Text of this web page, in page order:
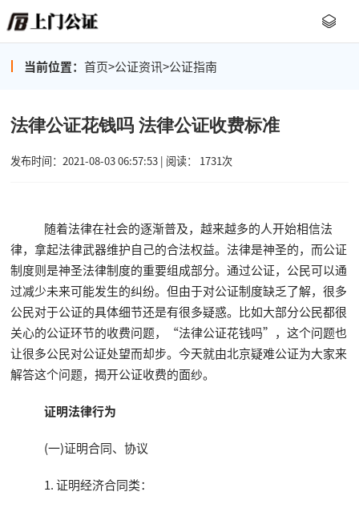
当前位置： 首页>公证资讯>公证指南
法律公证花钱吗 法律公证收费标准
发布时间：2021-08-03 06:57:53 | 阅读： 1731次
随着法律在社会的逐渐普及，越来越多的人开始相信法
律，拿起法律武器维护自己的合法权益。法律是神圣的，而公证
制度则是神圣法律制度的重要组成部分。通过公证，公民可以通
过减少未来可能发生的纠纷。但由于对公证制度缺乏了解，很多
公民对于公证的具体细节还是有很多疑惑。比如大部分公民都很
关心的公证环节的收费问题，“法律公证花钱吗”，这个问题也
让很多公民对公证处望而却步。今天就由北京疑难公证为大家来
解答这个问题，揭开公证收费的面纱。
证明法律行为
(一)证明合同、协议
1. 证明经济合同类：